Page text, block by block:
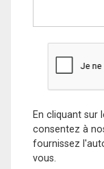
En cliquant sur
consentez à
fournissez
vous.